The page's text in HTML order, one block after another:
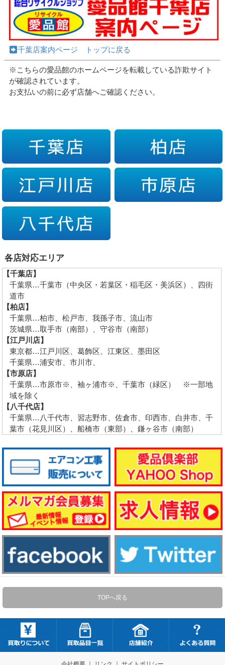
千葉店案内ページ トップに戻る
※こちらの愛品館のホームページを転載している詐欺サイト
が確認されています。
お支払いの前に必ず店舗へご確認ください。
各店対応エリア
【千葉店】
千葉県…千葉市（中央区・若葉区・稲毛区・美浜区）、四街
道市
【柏店】
千葉県…柏市、松戸市、我孫子市、流山市
茨城県…取手市（南部）、守谷市（南部）
【江戸川店】
東京都…江戸川区、葛飾区、江東区、墨田区
千葉県…浦安市、市川市、
【市原店】
千葉県…市原市※、袖ヶ浦市※、千葉市（緑区） ※一部地
域を除く
【八千代店】
千葉県…八千代市、習志野市、佐倉市、印西市、白井市、千
葉市（花見川区）、船橋市（東部）、鎌ヶ谷市（南部）
TOPへ戻る